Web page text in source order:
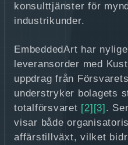
konsulttjänster för
industrikunder.
EmbeddedArt har
leveransorder med
uppdrag från
understryker bolagets
totalförsvaret [2] [3] .
visar både
affärstillväxt, vilket